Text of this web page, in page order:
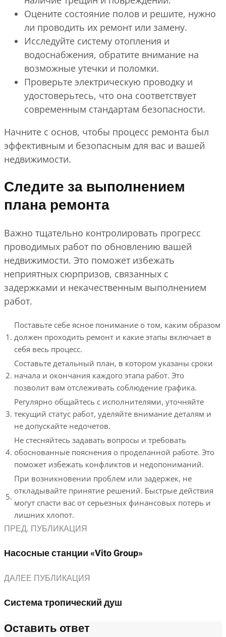
Оцените состояние полов и решите, нужно
ли проводить их ремонт или замену.
Исследуйте систему отопления и
водоснабжения, обратите внимание на
возможные утечки и поломки.
Проверьте электрическую проводку и
удостоверьтесь, что она соответствует
современным стандартам безопасности.
Начните с основ, чтобы процесс ремонта был
эффективным и безопасным для вас и вашей
недвижимости.
Следите за выполнением
плана ремонта
Важно тщательно контролировать прогресс
проводимых работ по обновлению вашей
недвижимости. Это поможет избежать
неприятных сюрпризов, связанных с
задержками и некачественным выполнением
работ.
1.
Поставьте себе ясное понимание о том, каким образом
должен проходить ремонт и какие этапы включает в
себя весь процесс.
2.
Составьте детальный план, в котором указаны сроки
начала и окончания каждого этапа работ. Это
позволит вам отслеживать соблюдение графика.
3.
Регулярно общайтесь с исполнителями, уточняйте
текущий статус работ, уделяйте внимание деталям и
не допускайте недочетов.
4.
Не стесняйтесь задавать вопросы и требовать
обоснованные пояснения о проделанной работе. Это
поможет избежать конфликтов и недопониманий.
5.
При возникновении проблем или задержек, не
откладывайте принятие решений. Быстрые действия
могут спасти вас от серьезных финансовых потерь и
лишних хлопот.
ПРЕД. ПУБЛИКАЦИЯ
Насосные станции «Vito Group»
ДАЛЕЕ ПУБЛИКАЦИЯ
Система тропический душ
Оставить ответ